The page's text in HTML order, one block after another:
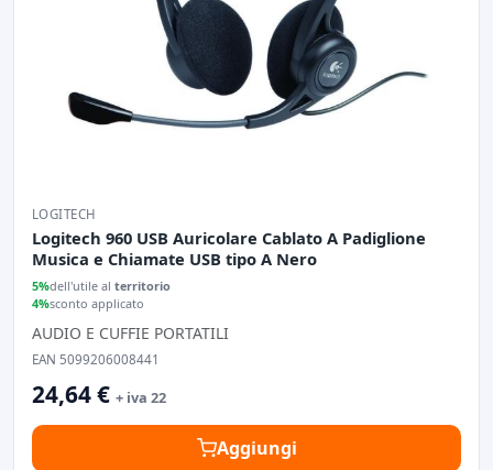
LOGITECH
Logitech 960 USB Auricolare Cablato A Padiglione
Musica e Chiamate USB tipo A Nero
5%dell'utile al territorio
4%sconto applicato
AUDIO E CUFFIE PORTATILI
EAN 5099206008441
24,64 € + iva 22
Aggiungi